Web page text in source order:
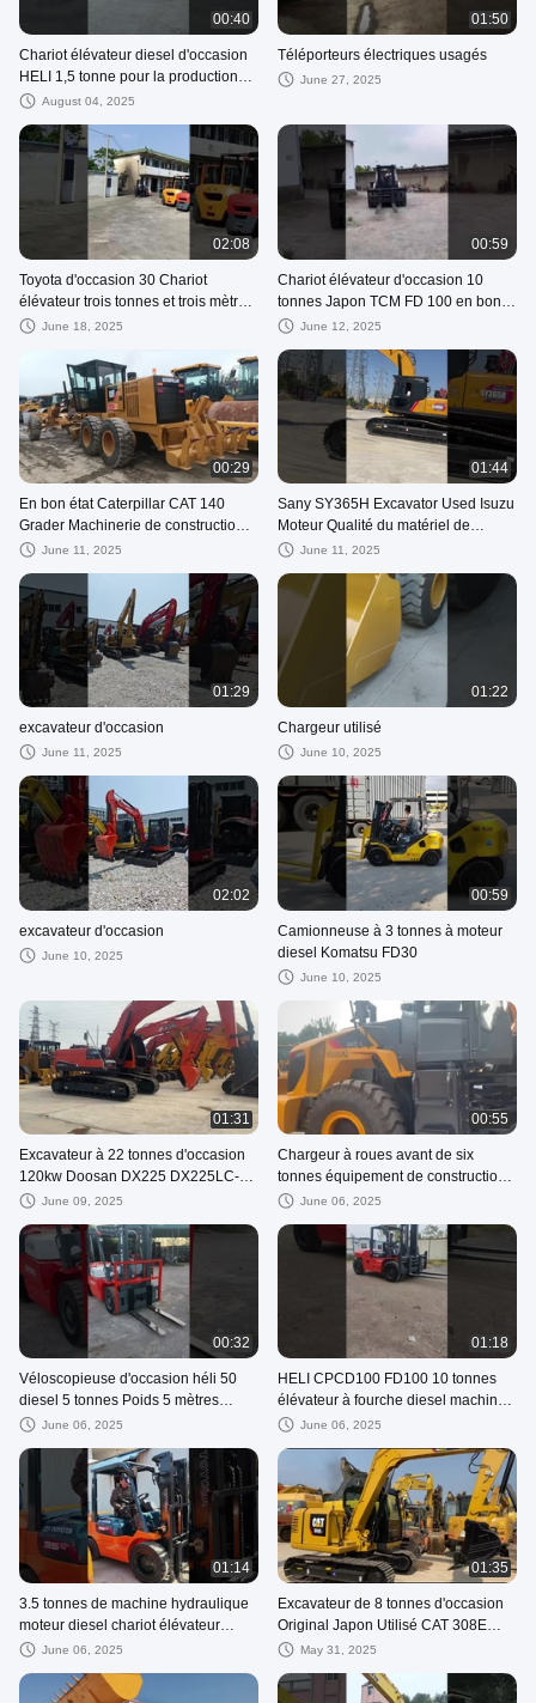
00:40
Chariot élévateur diesel d'occasion
HELI 1,5 tonne pour la production
logistique
August 04, 2025
01:50
Téléporteurs électriques usagés
June 27, 2025
02:08
Toyota d'occasion 30 Chariot
élévateur trois tonnes et trois mètres
Diesel d'occasion Toyota
June 18, 2025
00:59
Chariot élévateur d'occasion 10
tonnes Japon TCM FD 100 en bon
état Faible coût Faible
June 12, 2025
00:29
En bon état Caterpillar CAT 140
Grader Machinerie de construction
CAT 140 Grader utilisé en stock
June 11, 2025
01:44
Sany SY365H Excavator Used Isuzu
Moteur Qualité du matériel de
construction d'ingénierie
June 11, 2025
01:29
excavateur d'occasion
June 11, 2025
01:22
Chargeur utilisé
June 10, 2025
02:02
excavateur d'occasion
June 10, 2025
00:59
Camionneuse à 3 tonnes à moteur
diesel Komatsu FD30
June 10, 2025
01:31
Excavateur à 22 tonnes d'occasion
120kw Doosan DX225 DX225LC-9
Excavateur à rampe d'occasion
June 09, 2025
00:55
Chargeur à roues avant de six
tonnes équipement de construction
LIUGONG 862 870H 862H
June 06, 2025
00:32
Véloscopieuse d'occasion héli 50
diesel 5 tonnes Poids 5 mètres
Hauteur de levage
June 06, 2025
01:18
HELI CPCD100 FD100 10 tonnes
élévateur à fourche diesel machine
de levage utilisée HELI série H2000
June 06, 2025
01:14
3.5 tonnes de machine hydraulique
moteur diesel chariot élévateur
d'occasion TOYOTA 35 chariot
June 06, 2025
01:35
Excavateur de 8 tonnes d'occasion
Original Japon Utilisé CAT 308E
308E2May 31, 2025